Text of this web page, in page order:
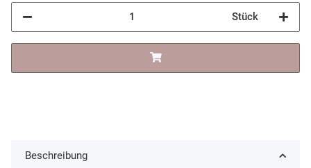
Stück
Beschreibung